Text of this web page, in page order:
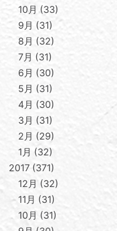
10月
33
9月
31
8月
32
7月
31
6月
30
5月
31
4月
30
3月
31
2月
29
1月
32
2017 371
12月
32
11月
31
10月
31